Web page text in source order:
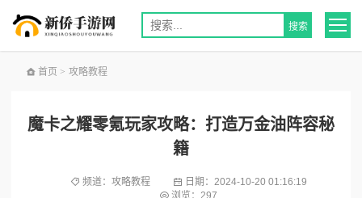
首页 > 攻略教程
魔卡之耀零氪玩家攻略：打造万金油阵容秘
籍
频道： 攻略教程 日期： 2024-10-20 01:16:19
浏览：297